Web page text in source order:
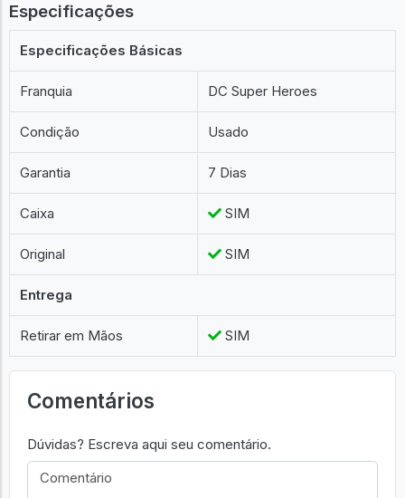
Especificações
Especificações Básicas
Franquia DC Super Heroes
Condição Usado
Garantia 7 Dias
Caixa SIM
Original SIM
Entrega
Retirar em Mãos SIM
Comentários
Dúvidas? Escreva aqui seu comentário.